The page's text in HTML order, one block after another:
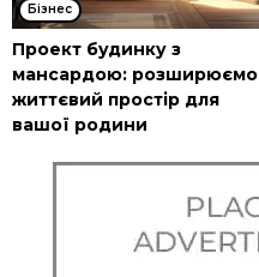
Бізнес
Проект будинку з
мансардою: розширюємо
життєвий простір для
вашої родини